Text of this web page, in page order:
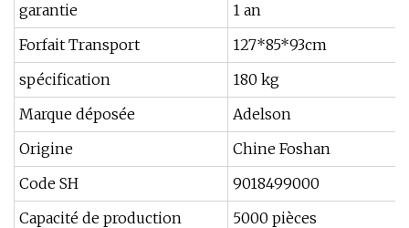
garantie
1 an
Forfait Transport
127*85*93cm
spécification
180 kg
Marque déposée
Adelson
Origine
Chine Foshan
Code SH
9018499000
Capacité de production
5000 pièces